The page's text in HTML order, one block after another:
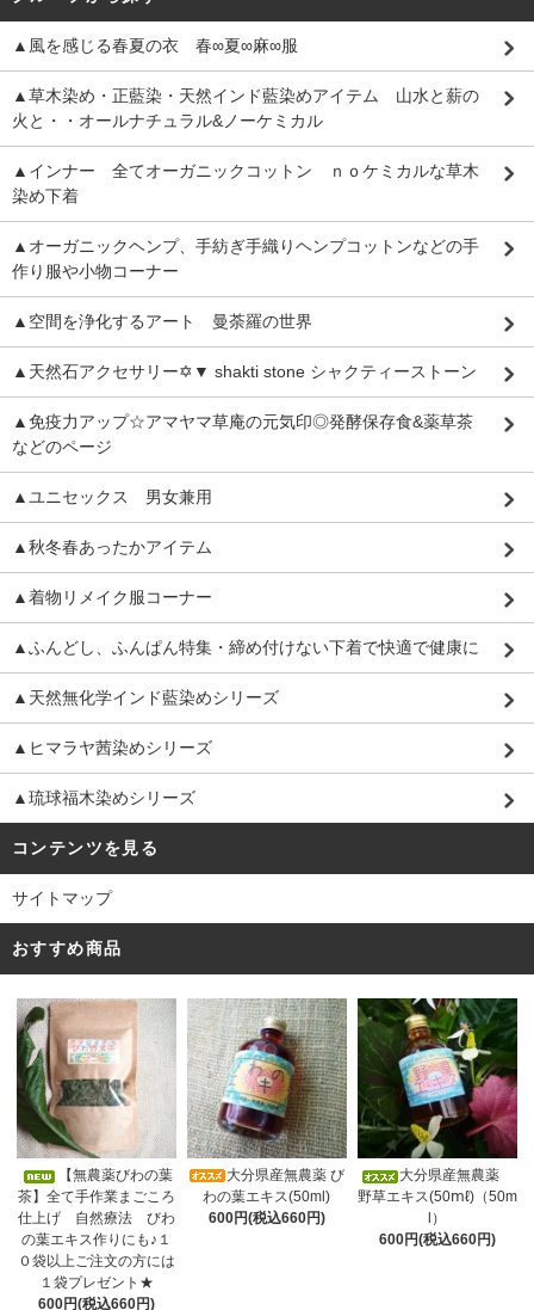
▲風を感じる春夏の衣 春∞夏∞麻∞服
▲草木染め・正藍染・天然インド藍染めアイテム 山水と薪の
火と・・オールナチュラル&ノーケミカル
▲インナー 全てオーガニックコットン ｎｏケミカルな草木
染め下着
▲オーガニックヘンプ、手紡ぎ手織りヘンプコットンなどの手
作り服や小物コーナー
▲空間を浄化するアート 曼荼羅の世界
▲天然石アクセサリー✡▼ shakti stone シャクティーストーン
▲免疫力アップ☆アマヤマ草庵の元気印◎発酵保存食&薬草茶
などのページ
▲ユニセックス 男女兼用
▲秋冬春あったかアイテム
▲着物リメイク服コーナー
▲ふんどし、ふんぱん特集・締め付けない下着で快適で健康に
▲天然無化学インド藍染めシリーズ
▲ヒマラヤ茜染めシリーズ
▲琉球福木染めシリーズ
コンテンツを見る
サイトマップ
おすすめ商品
【無農薬びわの葉
茶】全て手作業まごころ
仕上げ 自然療法 びわ
の葉エキス作りにも♪１
０袋以上ご注文の方には
１袋プレゼント★
600円(税込660円)
大分県産無農薬 び
わの葉エキス(50ml)
600円(税込660円)
大分県産無農薬
野草エキス(50ⅿℓ)（50m
l）
600円(税込660円)